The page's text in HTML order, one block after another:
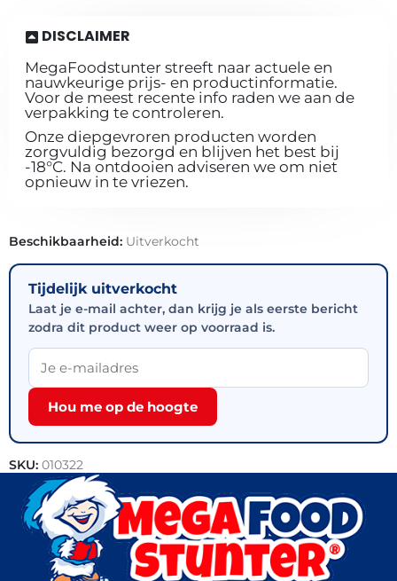
DISCLAIMER
MegaFoodstunter streeft naar actuele en
nauwkeurige prijs- en productinformatie.
Voor de meest recente info raden we aan de
verpakking te controleren.
Onze diepgevroren producten worden
zorgvuldig bezorgd en blijven het best bij
-18°C. Na ontdooien adviseren we om niet
opnieuw in te vriezen.
Beschikbaarheid: Uitverkocht
Tijdelijk uitverkocht
Laat je e-mail achter, dan krijg je als eerste bericht
zodra dit product weer op voorraad is.
Hou me op de hoogte
SKU: 010322
Categorie: Vegetarisch